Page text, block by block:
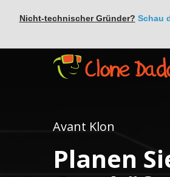
Nicht-technischer Gründer? Schau
Avant Klon
Planen